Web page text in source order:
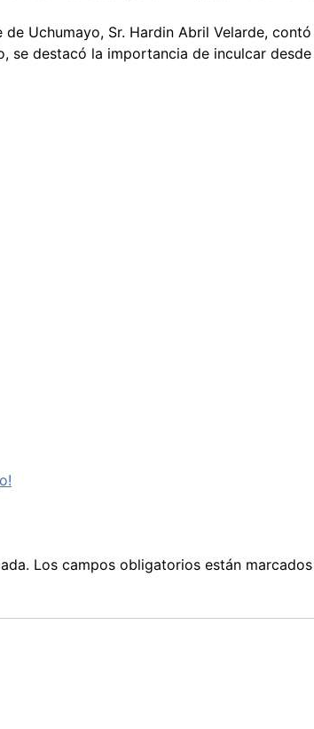
Uchumayo, Sr. Hardin Abril Velarde,
se destacó la importancia de inculcar
Los campos obligatorios están